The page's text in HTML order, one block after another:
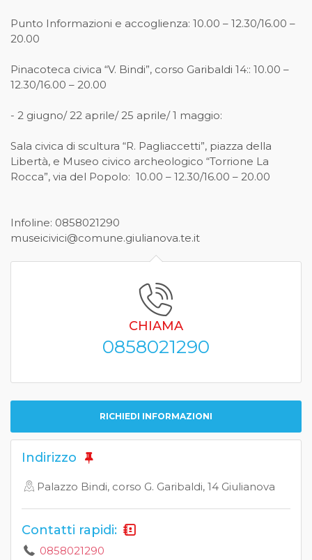
Punto Informazioni e accoglienza: 10.00 – 12.30/16.00 –
20.00
Pinacoteca civica “V. Bindi”, corso Garibaldi 14:: 10.00 –
12.30/16.00 – 20.00
- 2 giugno/ 22 aprile/ 25 aprile/ 1 maggio:
Sala civica di scultura “R. Pagliaccetti”, piazza della
Libertà, e Museo civico archeologico “Torrione La
Rocca”, via del Popolo: 10.00 – 12.30/16.00 – 20.00
Infoline: 0858021290
museicivici@comune.giulianova.te.it
CHIAMA
0858021290
RICHIEDI INFORMAZIONI
Indirizzo
Palazzo Bindi, corso G. Garibaldi, 14 Giulianova
Contatti rapidi:
0858021290